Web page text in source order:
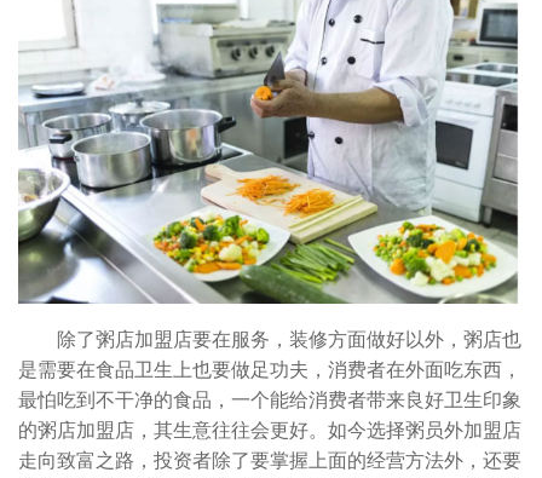
除了粥店加盟店要在服务，装修方面做好以外，粥店也
是需要在食品卫生上也要做足功夫，消费者在外面吃东西，
最怕吃到不干净的食品，一个能给消费者带来良好卫生印象
的粥店加盟店，其生意往往会更好。如今选择粥员外加盟店
走向致富之路，投资者除了要掌握上面的经营方法外，还要